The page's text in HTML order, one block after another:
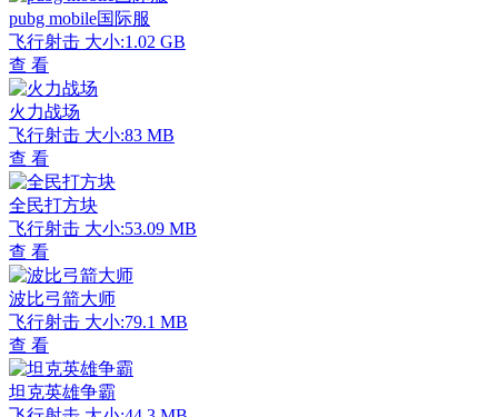
pubg mobile国际服
飞行射击 大小:1.02 GB
查 看
火力战场
飞行射击 大小:83 MB
查 看
全民打方块
飞行射击 大小:53.09 MB
查 看
波比弓箭大师
飞行射击 大小:79.1 MB
查 看
坦克英雄争霸